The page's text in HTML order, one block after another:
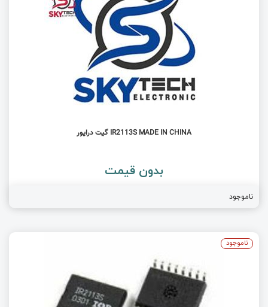
IR2113S MADE IN CHINA گیت درایور
بدون قیمت
ناموجود
ناموجود